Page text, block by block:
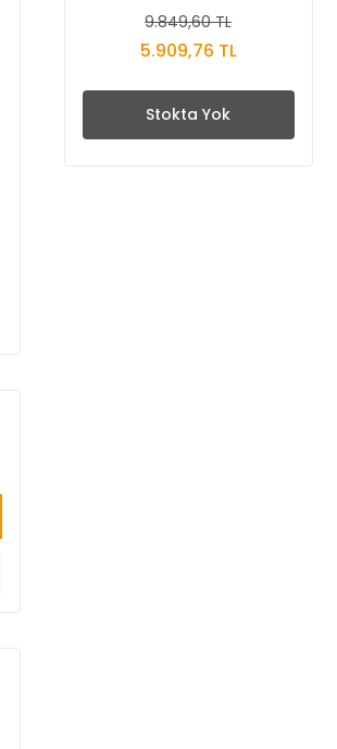
9.849,60 TL
5.909,76 TL
Stokta Yok